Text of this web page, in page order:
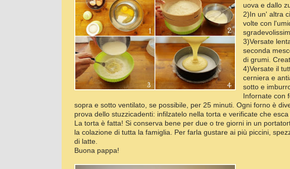
uova e dallo
2)In un' altra
volte con
3)Versate
seconda
di grumi.
4)Versate il
cerniera e
sotto e
Infornate con
sopra e sotto ventilato, se possibile, per 25 minuti. Ogni forno è
prova dello stuzzicadenti: infilzatelo nella torta e verificate che esca
La torta è fatta! Si conserva bene per due o tre giorni in un
la colazione di tutta la famiglia. Per farla gustare ai più piccini,
di latte.
Buona pappa!